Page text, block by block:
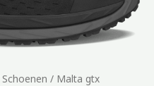
Schoenen / Malta gtx